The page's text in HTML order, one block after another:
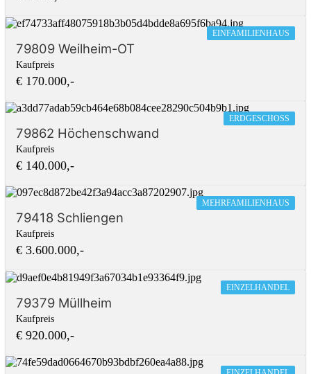
EINFAMILIENHAUS
79809 Weilheim-OT
Kaufpreis
€ 170.000,-
ERDGESCHOSS
79862 Höchenschwand
Kaufpreis
€ 140.000,-
MEHRFAMILIENHAUS
79418 Schliengen
Kaufpreis
€ 3.600.000,-
EINZELHANDEL
79379 Müllheim
Kaufpreis
€ 920.000,-